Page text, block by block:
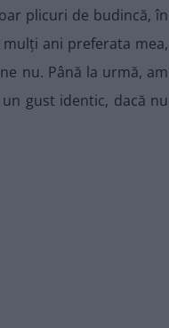
plicuri de budincă, în
ani preferata mea,
nu. Până la urmă, am
gust identic, dacă nu